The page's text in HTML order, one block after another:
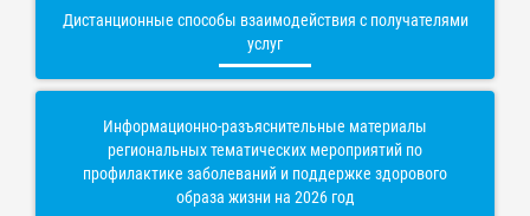
Дистанционные способы взаимодействия с получателями
услуг
Информационно-разъяснительные материалы
региональных тематических мероприятий по
профилактике заболеваний и поддержке здорового
образа жизни на 2026 год